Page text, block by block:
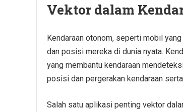
Vektor dalam
Kendaraan otonom, seperti mobil
dan posisi mereka di dunia nyata.
yang membantu kendaraan
posisi dan pergerakan kendaraan
Salah satu aplikasi penting vektor